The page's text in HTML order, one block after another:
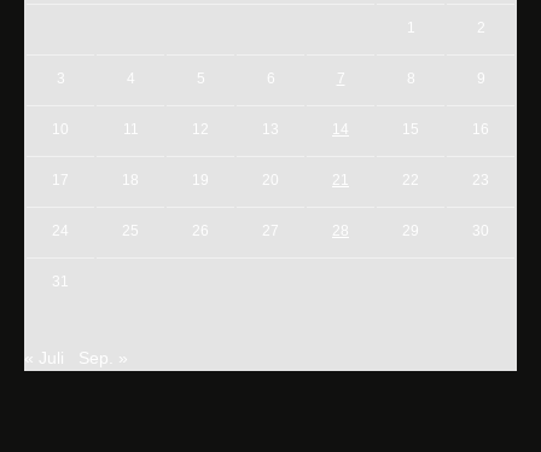
1 2
3 5 6 7 8 9
10 11 12 13 14 15 16
17 18 19 20 21 22 23
24 25 26 27 28 29 30
31
« Juli Sep. »